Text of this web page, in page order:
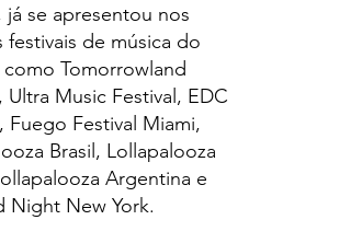
se apresentou nos
festivais de música do
Tomorrowland
Ultra Music Festival, EDC
Fuego Festival Miami,
Brasil, Lollapalooza
Argentina e
Night New York.